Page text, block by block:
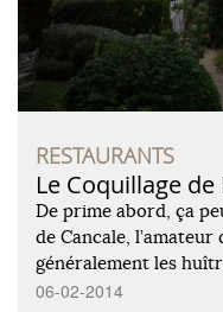
RESTAURANTS
Le Coquillage
De prime abord, ça
de Cancale,
généralement les
06-02-2014